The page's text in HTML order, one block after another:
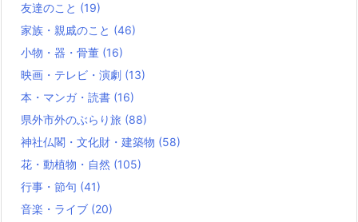
友達のこと (19)
家族・親戚のこと (46)
小物・器・骨董 (16)
映画・テレビ・演劇 (13)
本・マンガ・読書 (16)
県外市外のぶらり旅 (88)
神社仏閣・文化財・建築物 (58)
花・動植物・自然 (105)
行事・節句 (41)
音楽・ライブ (20)